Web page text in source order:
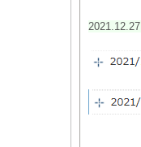
2021.12.27